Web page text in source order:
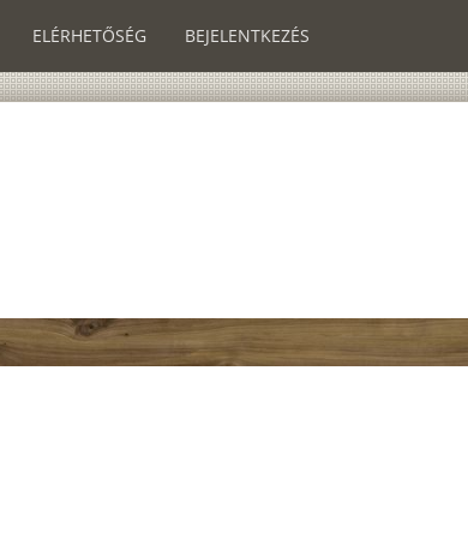
ELÉRHETŐSÉG BEJELENTKEZÉS